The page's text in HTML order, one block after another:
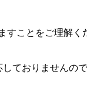
すことをご理解く
ておりませんの